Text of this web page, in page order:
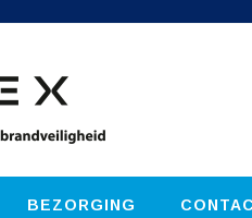
BEZORGING